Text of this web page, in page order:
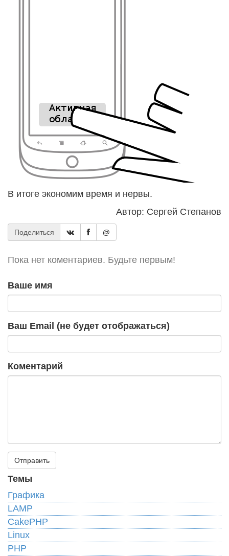
В итоге экономим время и нервы.
Автор: Сергей Степанов
Поделиться @
Пока нет коментариев. Будьте первым!
Ваше имя
Ваш Email (не будет отображаться)
Коментарий
Темы
Графика
LAMP
CakePHP
Linux
PHP